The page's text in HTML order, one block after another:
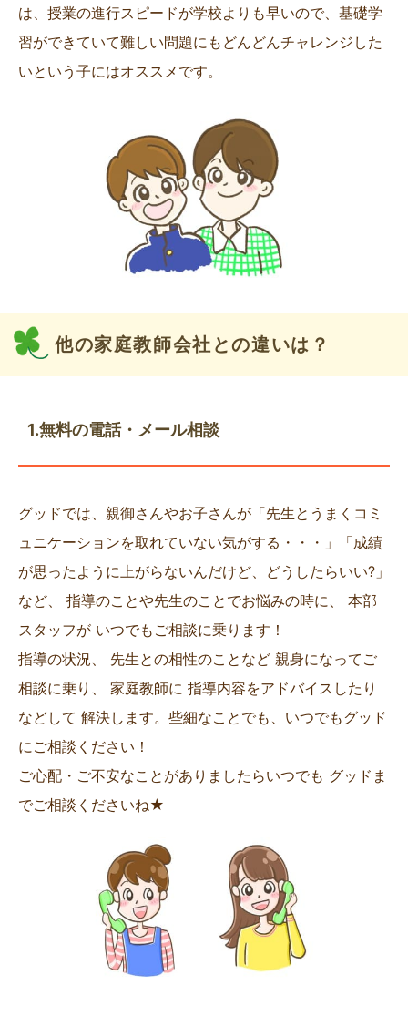
は、授業の進行スピードが学校よりも早いので、基礎学
習ができていて難しい問題にもどんどんチャレンジした
いという子にはオススメです。
他の家庭教師会社との違いは？
1.無料の電話・メール相談
グッドでは、親御さんやお子さんが「先生とうまくコミ
ュニケーションを取れていない気がする・・・」「成績
が思ったように上がらないんだけど、どうしたらいい?」
など、 指導のことや先生のことでお悩みの時に、 本部
スタッフが いつでもご相談に乗ります！
指導の状況、 先生との相性のことなど 親身になってご
相談に乗り、 家庭教師に 指導内容をアドバイスしたり
などして 解決します。些細なことでも、いつでもグッド
にご相談ください！
ご心配・ご不安なことがありましたらいつでも グッドま
でご相談くださいね★